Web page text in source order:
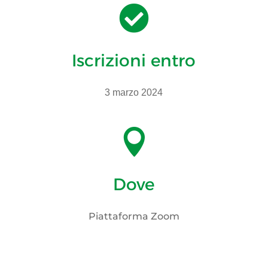

Iscrizioni entro
3 marzo 2024

Dove
Piattaforma Zoom